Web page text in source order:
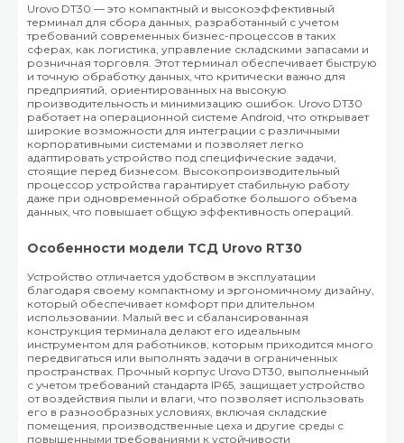
Urovo DT30 — это компактный и высокоэффективный
терминал для сбора данных, разработанный с учетом
требований современных бизнес-процессов в таких
сферах, как логистика, управление складскими запасами и
розничная торговля. Этот терминал обеспечивает быструю
и точную обработку данных, что критически важно для
предприятий, ориентированных на высокую
производительность и минимизацию ошибок. Urovo DT30
работает на операционной системе Android, что открывает
широкие возможности для интеграции с различными
корпоративными системами и позволяет легко
адаптировать устройство под специфические задачи,
стоящие перед бизнесом. Высокопроизводительный
процессор устройства гарантирует стабильную работу
даже при одновременной обработке большого объема
данных, что повышает общую эффективность операций.
Особенности модели ТСД Urovo RT30
Устройство отличается удобством в эксплуатации
благодаря своему компактному и эргономичному дизайну,
который обеспечивает комфорт при длительном
использовании. Малый вес и сбалансированная
конструкция терминала делают его идеальным
инструментом для работников, которым приходится много
передвигаться или выполнять задачи в ограниченных
пространствах. Прочный корпус Urovo DT30, выполненный
с учетом требований стандарта IP65, защищает устройство
от воздействия пыли и влаги, что позволяет использовать
его в разнообразных условиях, включая складские
помещения, производственные цеха и другие среды с
повышенными требованиями к устойчивости